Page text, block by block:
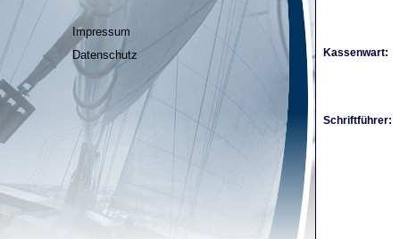
Impressum
Datenschutz
Kassenwart:
Schriftführer: